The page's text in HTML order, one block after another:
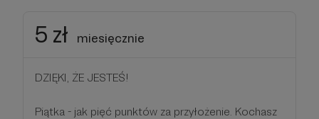
5 zł miesięcznie
DZIĘKI, ŻE JESTEŚ!
Piątka - jak pięć punktów za przyłożenie. Kochasz